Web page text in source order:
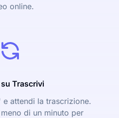
online.
Trascrivi
attendi la trascrizione.
di un minuto per